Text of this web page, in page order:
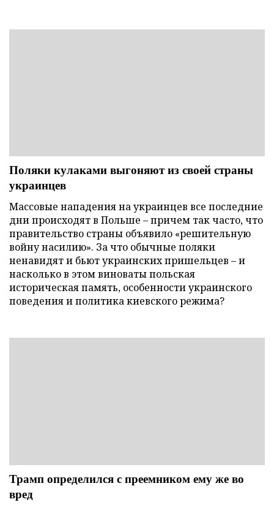
Поляки кулаками выгоняют из своей страны
украинцев
Массовые нападения на украинцев все последние
дни происходят в Польше – причем так часто, что
правительство страны объявило «решительную
войну насилию». За что обычные поляки
ненавидят и бьют украинских пришельцев – и
насколько в этом виноваты польская
историческая память, особенности украинского
поведения и политика киевского режима?
Трамп определился с преемником ему же во
вред